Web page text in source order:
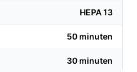
Het lichte en zelfstaande
HEPA 13
50 minuten
30 minuten